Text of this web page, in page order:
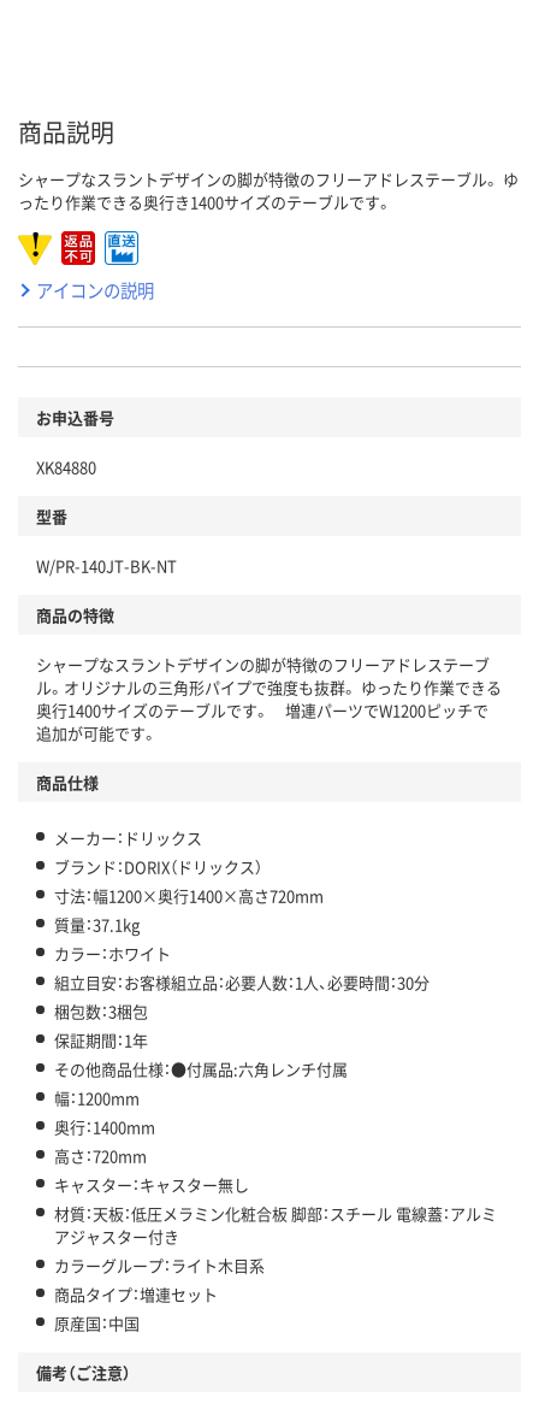
商品説明
シャープなスラントデザインの脚が特徴のフリーアドレステーブル。 ゆ
ったり作業できる奥行き1400サイズのテーブルです。
アイコンの説明
お申込番号
XK84880
型番
W/PR-140JT-BK-NT
商品の特徴
シャープなスラントデザインの脚が特徴のフリーアドレステーブ
ル。オリジナルの三角形パイプで強度も抜群。 ゆったり作業できる
奥行1400サイズのテーブルです。 増連パーツでW1200ピッチで
追加が可能です。
商品仕様
メーカー：ドリックス
ブランド：DORIX（ドリックス）
寸法：幅1200×奥行1400×高さ720mm
質量：37.1kg
カラー：ホワイト
組立目安：お客様組立品：必要人数：1人、必要時間：30分
梱包数：3梱包
保証期間：1年
その他商品仕様：●付属品:六角レンチ付属
幅：1200mm
奥行：1400mm
高さ：720mm
キャスター：キャスター無し
材質：天板：低圧メラミン化粧合板 脚部：スチール 電線蓋：アルミ
アジャスター付き
カラーグループ：ライト木目系
商品タイプ：増連セット
原産国：中国
備考（ご注意）